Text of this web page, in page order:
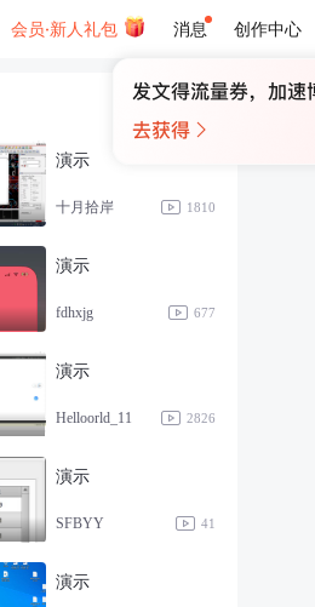
会员·新人礼包 消息 创作中心
演示
十月拾岸 1810
演示
fdhxjg 677
演示
Helloorld_11 2826
演示
SFBYY 41
演示